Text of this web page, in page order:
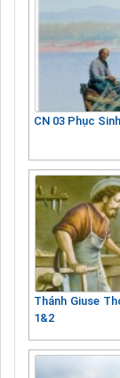
CN 03 Phục
Thánh Giuse
1&2